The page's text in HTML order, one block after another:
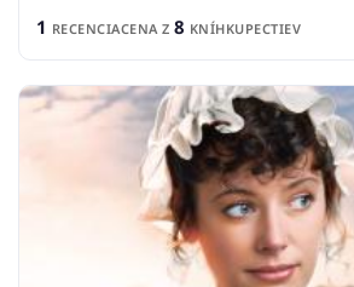
1 RECENCIACENA Z 8 KNÍHKUPECTIEV